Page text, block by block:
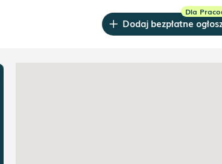
Dodaj bezpłatne